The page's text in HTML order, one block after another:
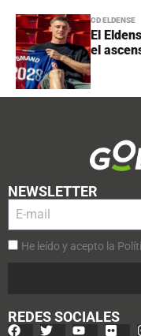
CD ELDENSE
El
el
NEWSLETTER
He leído y acepto la
REDES SOCIALES